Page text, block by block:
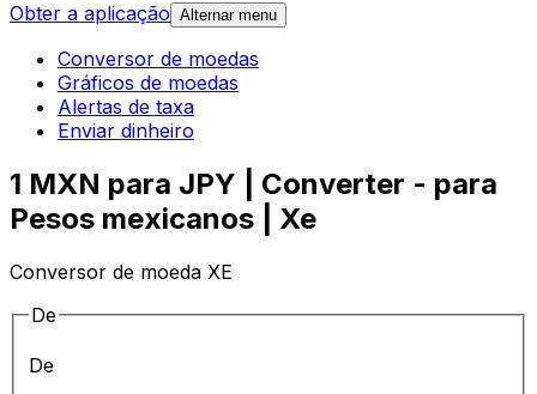
Obter a aplicação Alternar menu
Conversor de moedas
Gráficos de moedas
Alertas de taxa
Enviar dinheiro
1 MXN para JPY | Converter - para
Pesos mexicanos | Xe
Conversor de moeda XE
De
De